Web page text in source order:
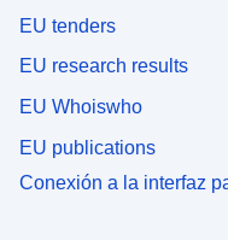
EU tenders
EU research results
EU Whoiswho
EU publications
Conexión a la interfaz